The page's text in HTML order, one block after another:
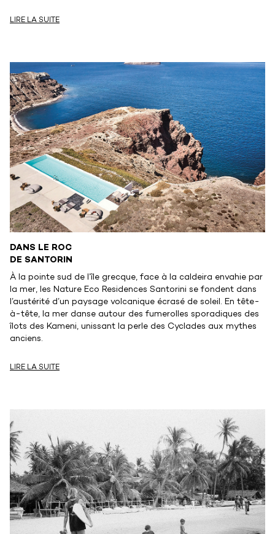
LIRE LA SUITE
DANS LE ROC
DE SANTORIN
À la pointe sud de l’île grecque, face à la caldeira envahie par
la mer, les Nature Eco Residences Santorini se fondent dans
l’austérité d’un paysage volcanique écrasé de soleil. En tête-
à-tête, la mer danse autour des fumerolles sporadiques des
îlots des Kameni, unissant la perle des Cyclades aux mythes
anciens.
LIRE LA SUITE